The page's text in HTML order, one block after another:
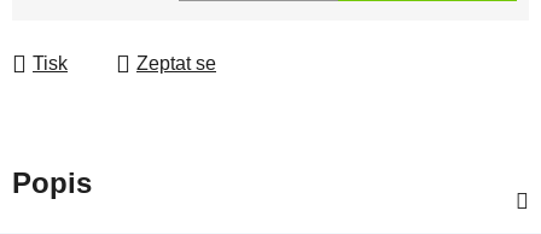
Tisk Zeptat se
Popis